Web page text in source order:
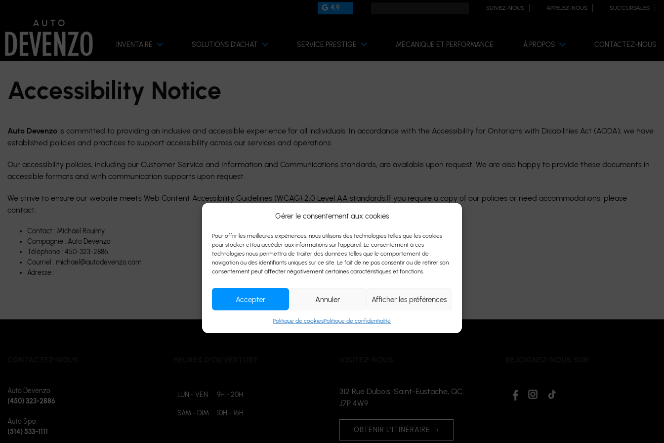
Gérer le consentement aux cookies
Pour offrir les meilleures expériences, nous utilisons des technologies telles que les cookies
pour stocker et/ou accéder aux informations sur l'appareil. Le consentement à ces
technologies nous permettra de traiter des données telles que le comportement de
navigation ou des identifiants uniques sur ce site. Le fait de ne pas consentir ou de retirer son
consentement peut affecter négativement certaines caractéristiques et fonctions.
Accepter Annuler Afficher les préférences
Politique de cookiesPolitique de confidentialité
4.9 SUIVEZ-NOUS APPELEZ-NOUS SUCCURSALES
INVENTAIRE SOLUTIONS D’ACHAT SERVICE PRESTIGE MÉCANIQUE ET PERFORMANCE À PROPOS CONTACTEZ-NOUS
Accessibility Notice
Auto Devenzo is committed to providing an inclusive and accessible experience for all individuals. In accordance with the Accessibility for Ontarians with Disabilities Act (AODA), we have
established policies and practices to support accessibility across our services and operations.
Our accessibility policies, including our Customer Service and Information and Communications standards, are available upon request. We are also happy to provide these documents in
accessible formats and with communication supports upon request.
We strive to ensure our website meets Web Content Accessibility Guidelines (WCAG) 2.0 Level AA standards.If you require a copy of our policies or need accommodations, please
contact:
Contact : Michael Rouimy
Compagnie : Auto Devenzo
Téléphone : 450-323-2886
Courriel : michael@autodevenzo.com
Adresse :
Auto Devenzo
(450) 323-2886
Auto Spa
(514) 533-1111
LUN - VEN 9H - 20H
SAM - DIM 10H - 16H
312 Rue Dubois, Saint-Eustache, QC,
J7P 4W9
OBTENIR L'ITINÉRAIRE ›